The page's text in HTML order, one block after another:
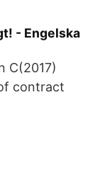
- Engelska
C(2017)
contract